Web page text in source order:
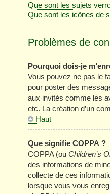
Que sont les sujets
Que sont les icônes de
Problèmes de
Pourquoi dois-je
Vous pouvez ne pas le
pour poster des
aux invités comme les
etc. La création d’un
Haut
Que signifie COPPA ?
COPPA (ou Children’s
des informations de
collecte de ces
lorsque vous vous